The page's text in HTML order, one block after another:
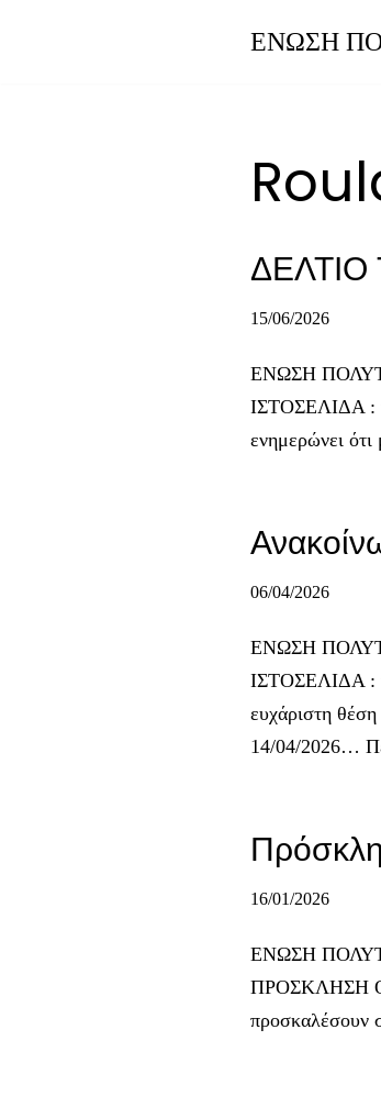
ΕΝΩΣΗ
15/06/2026
ΕΝΩΣΗ
ΙΣΤΟΣΕΛΙΔΑ :
ενημερώνει
06/04/2026
ΕΝΩΣΗ
ΙΣΤΟΣΕΛΙΔΑ :
ευχάριστη
14/04/2026…
16/01/2026
ΕΝΩΣΗ
ΠΡΟΣΚΛΗΣΗ Ο
προσκαλέσουν